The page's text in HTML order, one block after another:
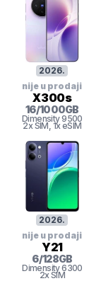
2026.
nije u prodaji
X300s
16/1000GB
Dimensity9500
2x SIM, 1x eSIM
2026.
nije u prodaji
Y21
6/128GB
Dimensity 6300
2x SIM